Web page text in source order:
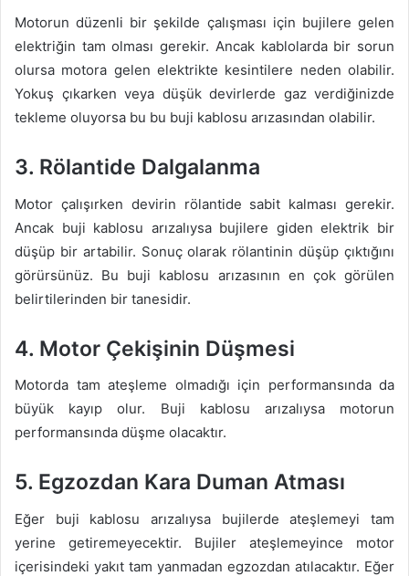
Motorun düzenli bir şekilde çalışması için bujilere gelen
elektriğin tam olması gerekir. Ancak kablolarda bir sorun
olursa motora gelen elektrikte kesintilere neden olabilir.
Yokuş çıkarken veya düşük devirlerde gaz verdiğinizde
tekleme oluyorsa bu bu buji kablosu arızasından olabilir.
3. Rölantide Dalgalanma
Motor çalışırken devirin rölantide sabit kalması gerekir.
Ancak buji kablosu arızalıysa bujilere giden elektrik bir
düşüp bir artabilir. Sonuç olarak rölantinin düşüp çıktığını
görürsünüz. Bu buji kablosu arızasının en çok görülen
belirtilerinden bir tanesidir.
4. Motor Çekişinin Düşmesi
Motorda tam ateşleme olmadığı için performansında da
büyük kayıp olur. Buji kablosu arızalıysa motorun
performansında düşme olacaktır.
5. Egzozdan Kara Duman Atması
Eğer buji kablosu arızalıysa bujilerde ateşlemeyi tam
yerine getiremeyecektir. Bujiler ateşlemeyince motor
içerisindeki yakıt tam yanmadan egzozdan atılacaktır. Eğer